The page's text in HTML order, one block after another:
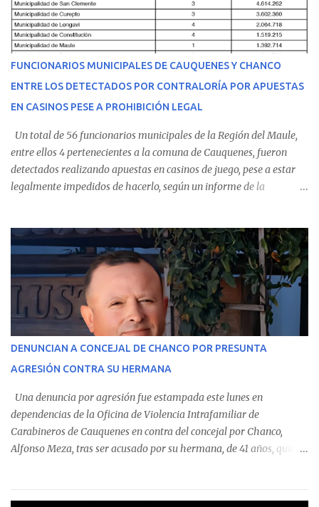
Talca con escolta de Carabineros. En medio del traslado, el
estudiante de medicina de 25 años, se agravó y pese a los esfuerzos
del personal de emergencia terminó falleciendo, sin alcanzar a
recibir atención especializada en el centro de destino. Apenas se
conoció la gravedad de su condición, sus padres —residentes en
Villarrica— se trasladaron a Cauquenes con la esperanza de una
evolución favorable. No obstante, alrededo...
FUNCIONARIOS MUNICIPALES DE CAUQUENES Y CHANCO
ENTRE LOS DETECTADOS POR CONTRALORÍA POR APUESTAS
EN CASINOS PESE A PROHIBICIÓN LEGAL
Un total de 56 funcionarios municipales de la Región del Maule,
entre ellos 4 pertenecientes a la comuna de Cauquenes, fueron
detectados realizando apuestas en casinos de juego, pese a estar
legalmente impedidos de hacerlo, según un informe de la
estableció que estos funcionarios —quienes administran o
custodian fondos públicos— efectuaron transacciones por un
monto total de $116.075.918 entre enero de 2024 y junio de 2025.
En el detalle regional, se indica que en la comuna de Cauquenes se
identificó a cuatro funcionarios involucrados en este tipo de
operaciones. Asimismo, se precisa que uno de los casos
corresponde a un funcionario de la Municipalidad de Chanco,
detectaron incumplimientos a la normativa vigente. El informe
precisa que la mayor cantidad de dinero apostado se registró en
Talca, donde...
DENUNCIAN A CONCEJAL DE CHANCO POR PRESUNTA
AGRESIÓN CONTRA SU HERMANA
Una denuncia por agresión fue estampada este lunes en
dependencias de la Oficina de Violencia Intrafamiliar de
Carabineros de Cauquenes en contra del concejal por Chanco,
Alfonso Meza, tras ser acusado por su hermana, de 41 años, quien
relató que los hechos ocurrieron cerca de las 11:30 horas en el